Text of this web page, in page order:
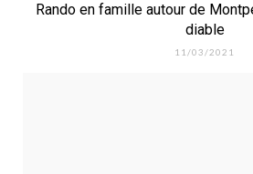
Rando en famille autour de
diable
11/03/2021